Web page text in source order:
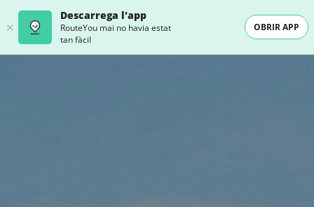
Descarrega l'app
RouteYou mai no havia estat
tan fàcil
OBRIR APP